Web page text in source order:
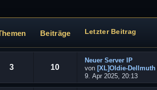
Beiträge Letzter Beitrag
3 10
Neuer Server IP
von [XL]Oldie-Dellmuth
N
e
9. Apr 2025, 20:13